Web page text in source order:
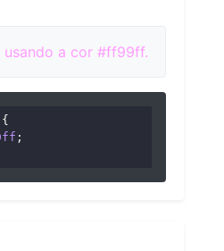
usando a cor #ff99ff.
{
;